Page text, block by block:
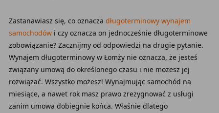
Zastanawiasz się, co oznacza długoterminowy wynajem
samochodówi czy oznacza on jednocześnie długoterminowe
zobowiązanie? Zacznijmy od odpowiedzi na drugie pytanie.
Wynajem długoterminowy w Łomży nie oznacza, że jesteś
związany umową do określonego czasu i nie możesz jej
rozwiązać. Wszystko możesz! Wynajmując samochód na
miesiące, a nawet rok masz prawo zrezygnować z usługi
zanim umowa dobiegnie końca. Właśnie dlatego